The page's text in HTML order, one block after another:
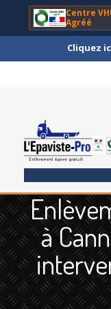
Centre
Agréé
Cliquez
ENLÈVEMENT
Quoi?
Scooteret
Camion
et
à